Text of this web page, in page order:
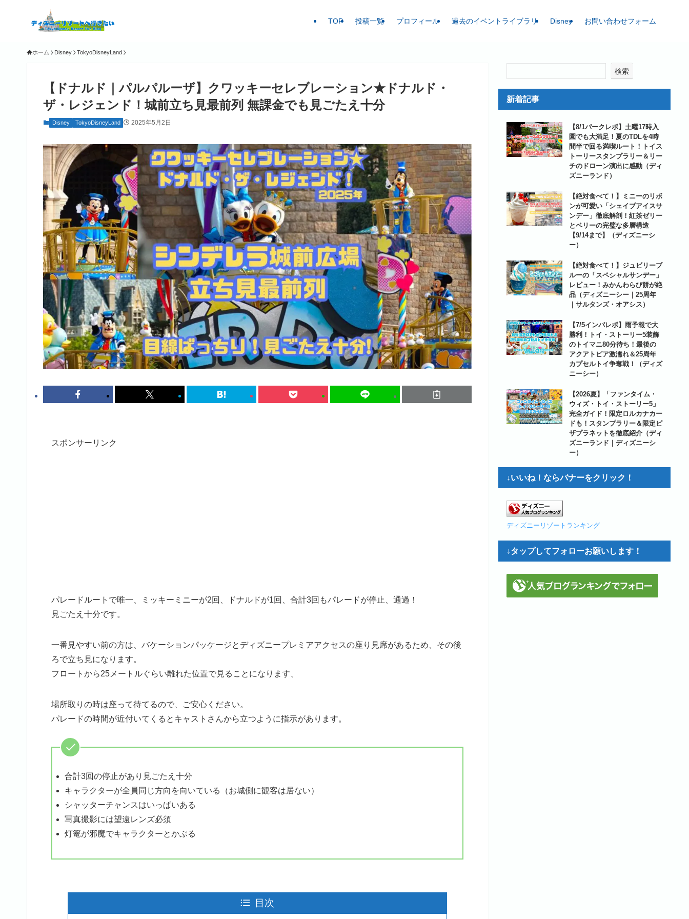
TOP 投稿一覧 プロフィール 過去のイベントライブラリ Disney お問い合わせフォーム
ホーム Disney TokyoDisneyLand
【ドナルド｜パルパルーザ】クワッキーセレブレーション★ドナルド・
ザ・レジェンド！城前立ち見最前列 無課金でも見ごたえ十分
Disney TokyoDisneyLand 2025年5月2日
スポンサーリンク
パレードルートで唯一、ミッキーミニーが2回、ドナルドが1回、合計3回もパレードが停止、通過！
見ごたえ十分です。
一番見やすい前の方は、バケーションパッケージとディズニープレミアアクセスの座り見席があるため、その後
ろで立ち見になります。
フロートから25メートルぐらい離れた位置で見ることになります、
場所取りの時は座って待てるので、ご安心ください。
パレードの時間が近付いてくるとキャストさんから立つように指示があります。
合計3回の停止があり見ごたえ十分
キャラクターが全員同じ方向を向いている（お城側に観客は居ない）
シャッターチャンスはいっぱいある
写真撮影には望遠レンズ必須
灯篭が邪魔でキャラクターとかぶる
目次
検索
新着記事
【8/1パークレポ】土曜17時入
園でも大満足！夏のTDLを4時
間半で回る満喫ルート！トイス
トーリースタンプラリー＆リー
チのドローン演出に感動（ディ
ズニーランド）
【絶対食べて！】ミニーのリボ
ンが可愛い「シェイブアイスサ
ンデー」徹底解剖！紅茶ゼリー
とベリーの完璧な多層構造
【9/14まで】（ディズニーシ
ー）
【絶対食べて！】ジュビリーブ
ルーの「スペシャルサンデー」
レビュー！みかんわらび餅が絶
品（ディズニーシー｜25周年
｜サルタンズ・オアシス）
【7/5インパレポ】雨予報で大
勝利！トイ・ストーリー5装飾
のトイマニ80分待ち！最後の
アクアトピア激濡れ＆25周年
カプセルトイ争奪戦！（ディズ
ニーシー）
【2026夏】「ファンタイム・
ウィズ・トイ・ストーリー5」
完全ガイド！限定ロルカナカー
ドも！スタンプラリー＆限定ピ
ザプラネットを徹底紹介（ディ
ズニーランド｜ディズニーシ
ー）
↓いいね！ならバナーをクリック！
ディズニーリゾートランキング
↓タップしてフォローお願いします！